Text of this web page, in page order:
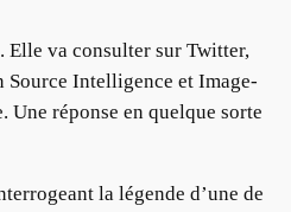
Elle va consulter sur Twitter,
Source Intelligence et Image-
réponse en quelque sorte
la légende d’une de